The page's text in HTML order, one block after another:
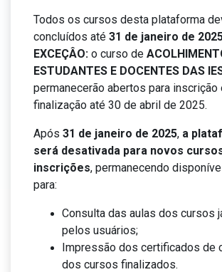
Todos os cursos desta plataforma
concluídos até 31 de janeiro de
EXCEÇÂO: o curso de
ESTUDANTES E DOCENTES DAS
permanecerão abertos para inscrição
finalização até 30 de abril de 2025.
Após 31 de janeiro de 2025, a
será desativada para novos
inscrições, permanecendo
para:
Consulta das aulas dos cursos
pelos usuários;
Impressão dos certificados de
dos cursos finalizados.